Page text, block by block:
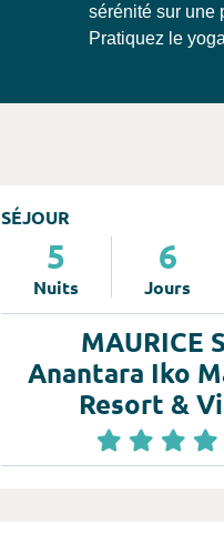
sérénité sur une
Pratiquez le
SÉJOUR
5
Nuits
6
Jours
MAURICE
Anantara Iko
Resort &